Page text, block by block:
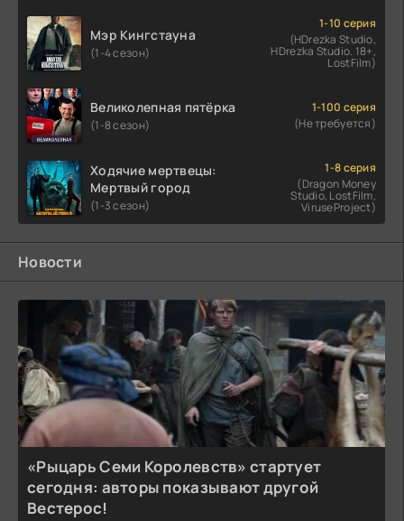
Мэр Кингстауна
(1-4 сезон)
1-10 серия
(HDrezka Studio,
HDrezka Studio. 18+,
LostFilm)
Великолепная пятёрка
(1-8 сезон)
1-100 серия
(Не требуется)
Ходячие мертвецы:
Мертвый город
(1-3 сезон)
1-8 серия
(Dragon Money
Studio, LostFilm,
ViruseProject)
Новости
«Рыцарь Семи Королевств» стартует
сегодня: авторы показывают другой
Вестерос!